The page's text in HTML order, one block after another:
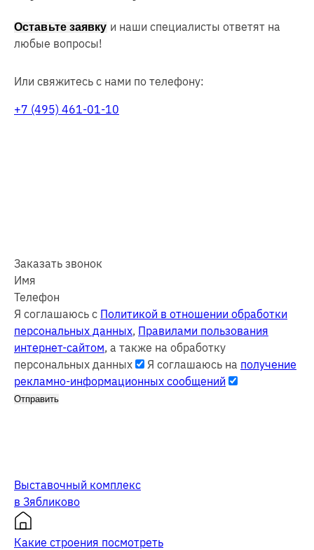
Оставьте заявку и наши специалисты ответят на
любые вопросы!
Или свяжитесь с нами по телефону:
+7 (495) 461-01-10
Заказать звонок
Имя
Телефон
Я соглашаюсь с Политикой в отношении обработки
персональных данных, Правилами пользования
интернет-сайтом, а также на обработку
персональных данных
Я соглашаюсь на получение
рекламно-информационных сообщений
Отправить
Выставочный комплекс
в Зябликово
Какие строения посмотреть